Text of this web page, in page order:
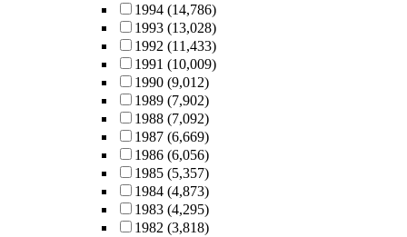
1994 (14,786)
1993 (13,028)
1992 (11,433)
1991 (10,009)
1990 (9,012)
1989 (7,902)
1988 (7,092)
1987 (6,669)
1986 (6,056)
1985 (5,357)
1984 (4,873)
1983 (4,295)
1982 (3,818)